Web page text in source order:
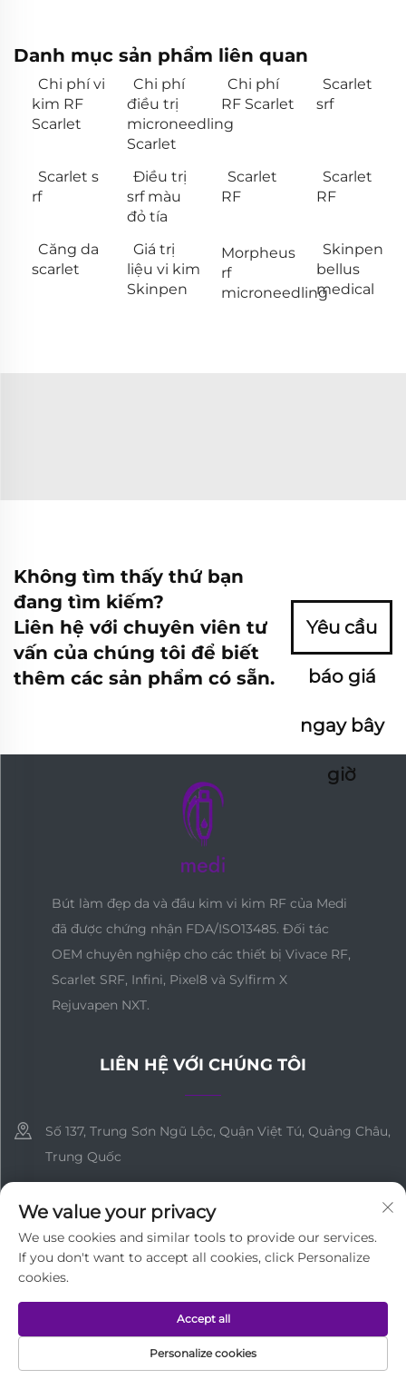
Danh mục sản phẩm liên quan
Chi phí vi
kim RF
Scarlet
Chi phí
điều trị
microneedling
Scarlet
Chi phí
RF Scarlet
Scarlet
srf
Scarlet s
rf
Điều trị
srf màu
đỏ tía
Scarlet
RF
Scarlet
RF
Căng da
scarlet
Giá trị
liệu vi kim
Skinpen
Morpheus
rf
microneedling
Skinpen
bellus
medical
Không tìm thấy thứ bạn
đang tìm kiếm?
Liên hệ với chuyên viên tư
vấn của chúng tôi để biết
thêm các sản phẩm có sẵn.
Yêu cầu
báo giá
ngay bây
giờ
Bút làm đẹp da và đầu kim vi kim RF của Medi
đã được chứng nhận FDA/ISO13485. Đối tác
OEM chuyên nghiệp cho các thiết bị Vivace RF,
Scarlet SRF, Infini, Pixel8 và Sylfirm X
Rejuvapen NXT.
LIÊN HỆ VỚI CHÚNG TÔI
Số 137, Trung Sơn Ngũ Lộc, Quận Việt Tú, Quảng Châu,
Trung Quốc
[email protected]
Bản quyền © Công ty TNHH Công nghệ Y tế Quảng Châu Tất cả
các quyền được bảo lưu Chính sách bảo mật
We value your privacy
We use cookies and similar tools to provide our services.
If you don't want to accept all cookies, click Personalize
cookies.
Personalize cookies
Accept all